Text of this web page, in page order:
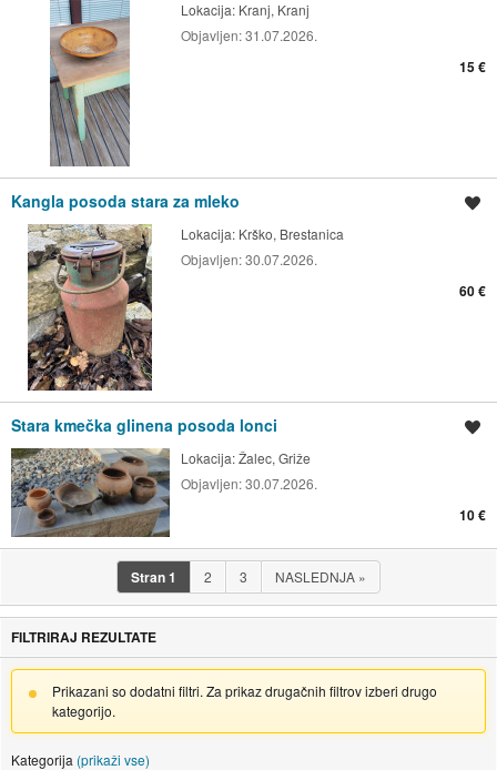
Lokacija: Kranj, Kranj
Objavljen:31.07.2026.
15 €
Kangla posoda stara za mleko
Lokacija: Krško, Brestanica
Objavljen:30.07.2026.
60 €
Stara kmečka glinena posoda lonci
Lokacija:Žalec, Griže
Objavljen:30.07.2026.
10 €
Stran1 2 3 NASLEDNJA »
FILTRIRAJ REZULTATE
Prikazani so dodatni filtri. Za prikaz drugačnih filtrov izberi drugo
kategorijo.
Kategorija (prikaži vse)